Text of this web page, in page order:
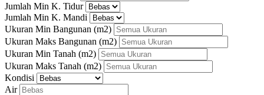
Jumlah Min K. Tidur
Jumlah Min K. Mandi
Ukuran Min Bangunan (m2)
Ukuran Maks Bangunan (m2)
Ukuran Min Tanah (m2)
Ukuran Maks Tanah (m2)
Kondisi
Air